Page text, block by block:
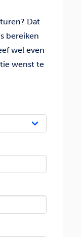
Dat
bereiken
wel even
wenst te